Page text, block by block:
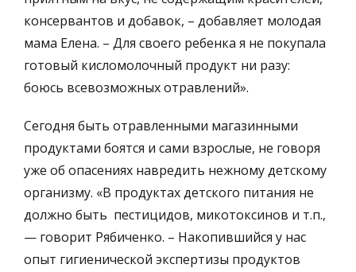
консервантов и добавок, – добавляет молодая
мама Елена. – Для своего ребенка я не покупала
готовый кисломолочный продукт ни разу:
боюсь всевозможных отравлений».
Сегодня быть отравленными магазинными
продуктами боятся и сами взрослые, не говоря
уже об опасениях навредить нежному детскому
организму. «В продуктах детского питания не
должно быть пестицидов, микотоксинов и т.п.,
— говорит Рябиченко. – Накопившийся у нас
опыт гигиенической экспертизы продуктов